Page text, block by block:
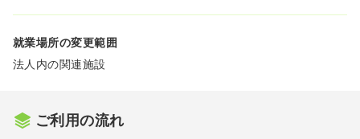
就業場所の変更範囲
法人内の関連施設
ご利用の流れ